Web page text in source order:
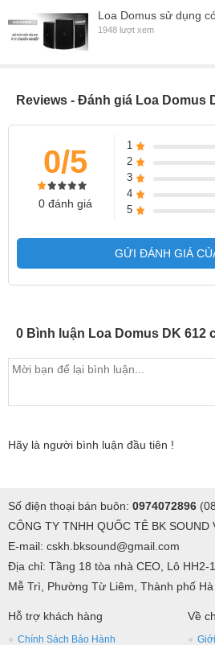
Công suất trung bình của loa là
Được trang bị góc phủ âm rộng, dải
dB) thích hợp khuếch đại, phát tán
Loa Domus sử dụng
1948 lượt xem
0/5
0 đánh giá
1
2
3
4
5
GỬI ĐÁNH GIÁ
Hãy là người bình luận đầu tiên !
Số điện thoại bán buôn: 0974072896
CÔNG TY TNHH QUỐC TÊ BK SOUND
E-mail: cskh.bksound@gmail.com
Địa chỉ: Tầng 18 tòa nhà CEO, Lô
Mễ Trì, Phường Từ Liêm, Thành phố
Hỗ trợ khách hàng
Chính Sách Bảo Hành
Về